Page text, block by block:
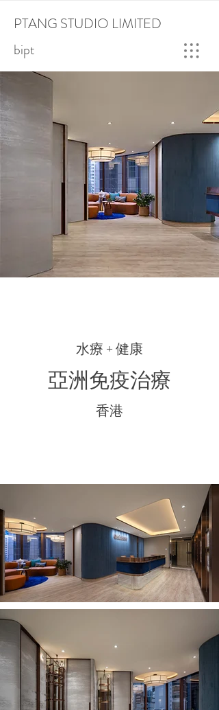
PTANG STUDIO LIMITED
bipt
水療 + 健康
亞洲免疫治療
香港